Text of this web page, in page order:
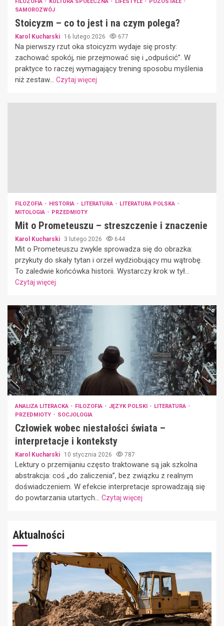
SAMOROZWÓJ
Stoicyzm – co to jest i na czym polega?
Karol Kucharski 16 lutego 2026 677
Na pierwszy rzut oka stoicyzm wydaje się prosty:
zachować spokój, nie przejmować się i „odpuścić”. W
praktyce to raczej wymagający trening sposobu myślenia
niż zestaw... Czytaj więcej
FILOZOFIA HISTORIA LITERATURA
LITERATURA POLSKA
MITOLOGIA
PRZEDMIOTY
Mit o Prometeuszu – streszczenie i znaczenie
Karol Kucharski 3 lutego 2026 644
Mit o Prometeuszu zwykle sprowadza się do obrazka:
przykuty do skały tytan i orzeł wydziobujący mu wątrobę.
To zaledwie końcówka historii. Wystarczy krok w tył...
Czytaj więcej
ANALIZA LITERACKA FILOZOFIA JĘZYK POLSKI
LITERATURA
PRZEDMIOTY
SOCJOLOGIA
Człowiek wobec niestałości świata –
interpretacje i konteksty
Karol Kucharski 10 stycznia 2026 787
Lektury o przemijaniu często traktowane są jak szkolna
abstrakcja: coś „do zaliczenia”, bez związku z realnym
doświadczeniem. W efekcie interpretacje sprowadzają się
do powtarzania utartych... Czytaj więcej
Aktualności